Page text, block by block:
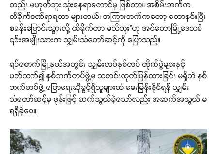
တည်း မဟုတ်ဘူး သုံးနေရာတောင်မှ ဖြစ်တာ။ အစိမ်းဘက်က
ထိခိုက်ဒဏ်ရာရတာ များတယ်၊ အကြားဘက်ကတော့ တောနင်းပြီး
စခန်းပြောင်းသွားလို့ ထိခိုက်တာ မသိဘူး”ဟု အင်တောမြို့ဒေသခံ
၎င်းအမျိုးသားက သျှမ်းသံတော်ဆင့်ကို ပြောသည်။
ရပ်စောက်မြို့နယ်အတွင်း သျှမ်းတပ်နှစ်တပ် တိုက်ပွဲများနှင့်
ပတ်သက်၍ နှစ်ဘက်တပ်ဖွဲ့မှ သတင်းထုတ်ပြန်ထားခြင်း မရှိဘဲ နှစ်
ဘက်တပ်ဖွဲ့ ပြောရေးဆိုခွင့်ရှိသူများထံ မေးမြန်းနိုင်ရန် သျှမ်း
သံတော်ဆင့်မှ ဖုန်းဖြင့် ဆက်သွယ်ခဲ့သော်လည်း အဆက်အသွယ် မ
ရရှိခဲ့ပေ။